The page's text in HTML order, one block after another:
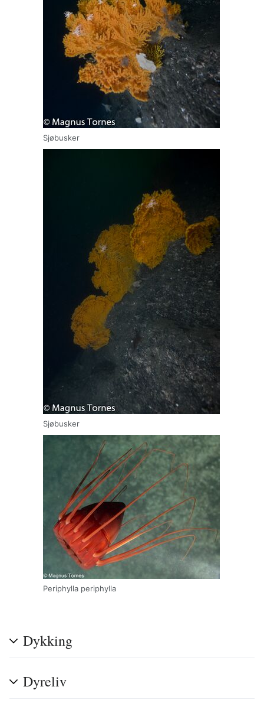
Sjøbusker
Sjøbusker
Periphylla periphylla
Dykking
Dyreliv